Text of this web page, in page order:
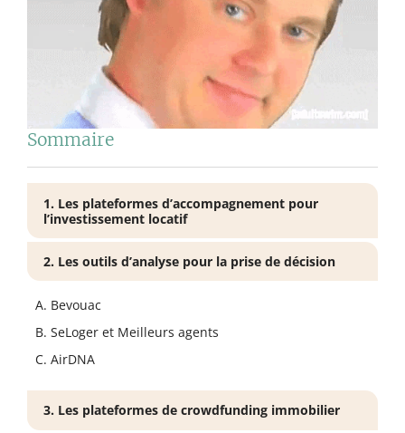
Sommaire
1. Les plateformes d’accompagnement pour
l’investissement locatif
2. Les outils d’analyse pour la prise de décision
Bevouac
SeLoger et Meilleurs agents
AirDNA
3. Les plateformes de crowdfunding immobilier